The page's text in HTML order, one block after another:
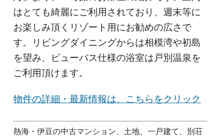
はとても綺麗にご利用されており、週末等に
お楽しみ頂くリゾート用にお勧めの広さで
す。リビングダイニングからは相模湾や初島
を望み、ビューバス仕様の浴室は戸別温泉を
ご利用頂けます。
物件の詳細・最新情報は、こちらをクリック
熱海・伊豆の中古マンション、土地、一戸建て、別荘